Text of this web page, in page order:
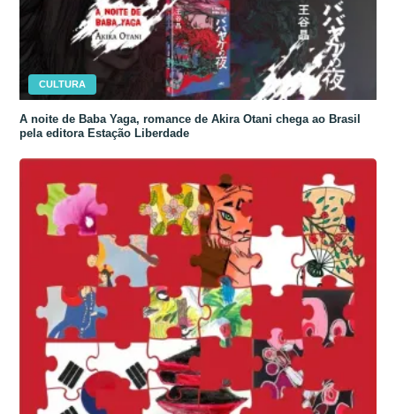
CULTURA
A noite de Baba Yaga, romance de Akira Otani chega ao Brasil
pela editora Estação Liberdade